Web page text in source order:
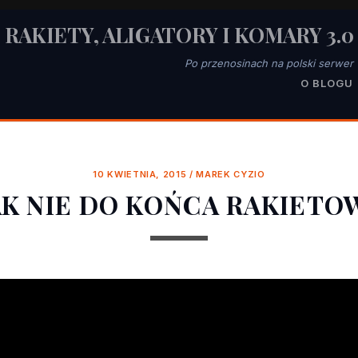
RAKIETY, ALIGATORY I KOMARY 3.0
Po przenosinach na polski serwer
O BLOGU
10 KWIETNIA, 2015 /MAREK CYZIO
NIE DO KOŃCA